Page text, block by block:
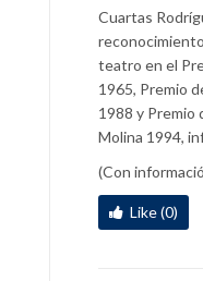
Cuartas
teatro en el
1965, Premio
1988 y Premio
Molina 1994,
(Con
Like (0)